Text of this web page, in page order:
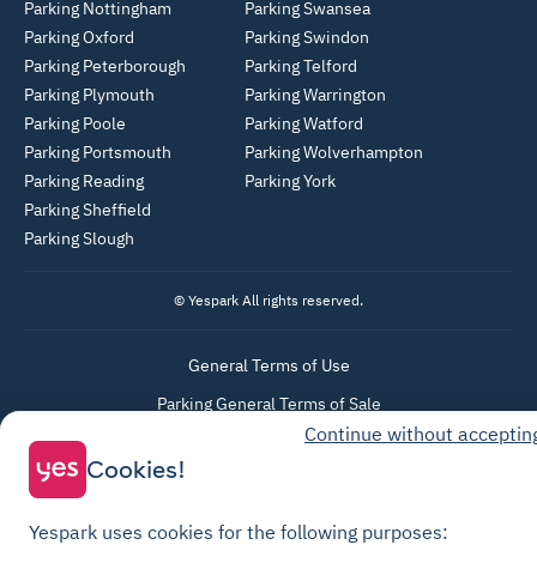
Parking Nottingham
Parking Oxford
Parking Peterborough
Parking Plymouth
Parking Poole
Parking Portsmouth
Parking Reading
Parking Sheffield
Parking Slough
Parking Swansea
Parking Swindon
Parking Telford
Parking Warrington
Parking Watford
Parking Wolverhampton
Parking York
© Yespark All rights reserved.
General Terms of Use
Parking General Terms of Sale
Recharge General Terms of Sale
Continue without
Cookies!
Yespark uses cookies for the following purposes: